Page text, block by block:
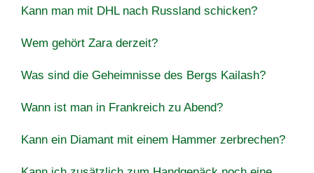
Kann man mit DHL nach Russland schicken?
Wem gehört Zara derzeit?
Was sind die Geheimnisse des Bergs Kailash?
Wann ist man in Frankreich zu Abend?
Kann ein Diamant mit einem Hammer zerbrechen?